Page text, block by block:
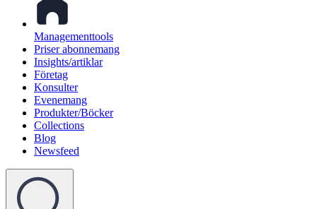
Managementtools
Priser abonnemang
Insights/artiklar
Företag
Konsulter
Evenemang
Produkter/Böcker
Collections
Blog
Newsfeed